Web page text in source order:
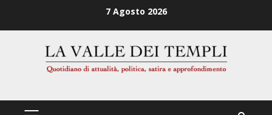
7 Agosto 2026